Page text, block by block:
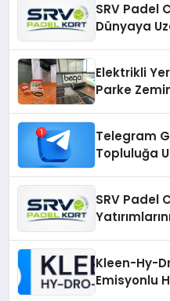
SRV Padel
Dünyaya
Elektrikli
Parke
Telegram
Topluluğa
SRV Padel
Kleen-Hy-
Emisyonlu